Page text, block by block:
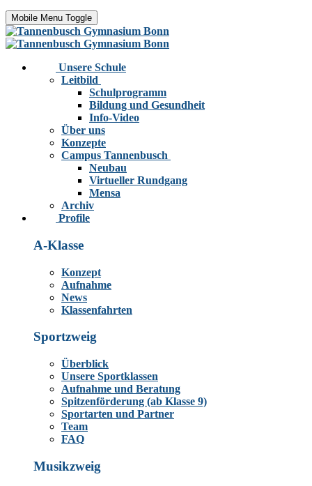
Mobile Menu Toggle
Unsere Schule
Leitbild
Schulprogramm
Bildung und Gesundheit
Info-Video
Über uns
Konzepte
Campus Tannenbusch
Neubau
Virtueller Rundgang
Mensa
Archiv
Profile
A-Klasse
Konzept
Aufnahme
News
Klassenfahrten
Sportzweig
Überblick
Unsere Sportklassen
Aufnahme und Beratung
Spitzenförderung (ab Klasse 9)
Sportarten und Partner
Team
FAQ
Musikzweig